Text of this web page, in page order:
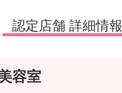
認定店舗 詳細情報
容室